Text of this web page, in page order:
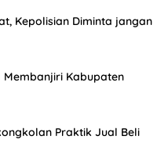
Kepolisian Diminta jangan
Kabupaten
Praktik Jual Beli